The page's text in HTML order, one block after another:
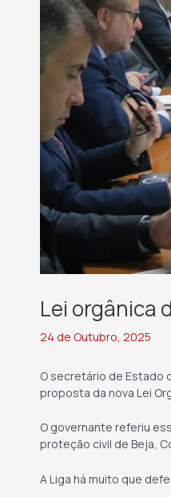
Lei orgânica
24 de Outubro, 2025
O secretário de Estado
proposta da nova Lei
O governante referiu
proteção civil de Beja,
A Liga há muito que